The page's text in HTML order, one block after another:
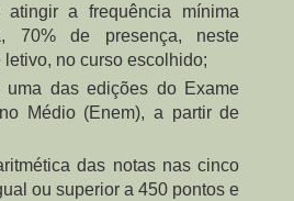
a frequência mínima
70% de presença, neste
no curso escolhido;
uma das edições do Exame
Médio (Enem), a partir de
das notas nas cinco
ou superior a 450 pontos e